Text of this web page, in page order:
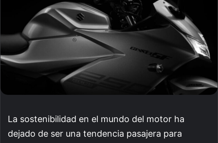
La sostenibilidad en el mundo del motor ha
dejado de ser una tendencia pasajera para